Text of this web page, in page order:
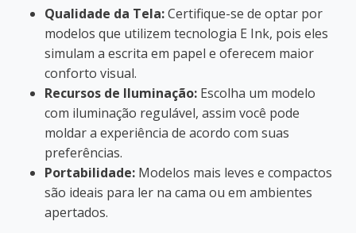
Qualidade da Tela:Certifique-se de optar por
modelos que utilizem tecnologia E Ink, pois eles
simulam a escrita em papel e oferecem maior
conforto visual.
Recursos de Iluminação: Escolha um modelo
com iluminação regulável, assim você pode
moldar a experiência de acordo com suas
preferências.
Portabilidade: Modelos mais leves e compactos
são ideais para ler na cama ou em ambientes
apertados.